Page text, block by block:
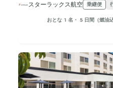
スターラックス航空 乗継便
おとな1名・5日間（燃油込